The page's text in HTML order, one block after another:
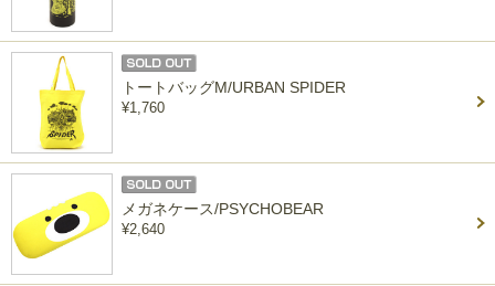
トートバッグM/URBAN SPIDER
¥1,760
メガネケース/PSYCHOBEAR
¥2,640